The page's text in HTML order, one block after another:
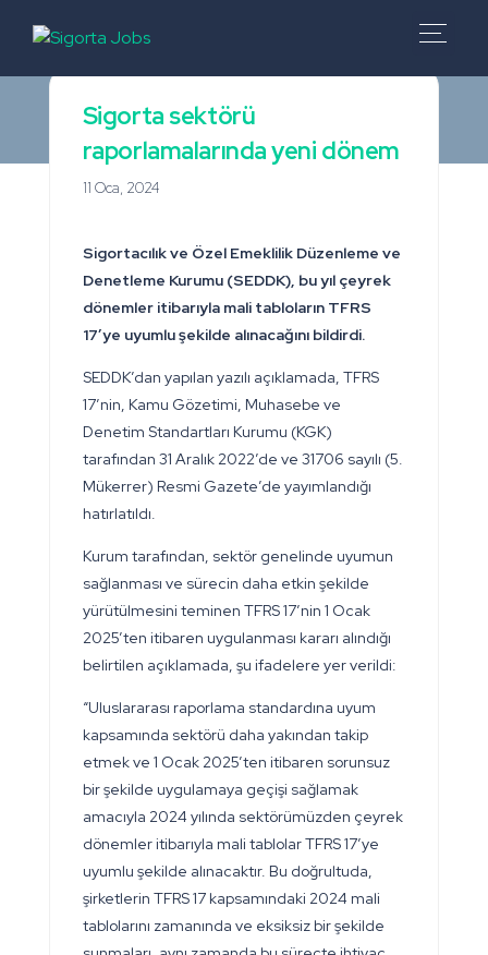
Sigorta sektörü
raporlamalarında yeni dönem
11 Oca, 2024
Sigortacılık ve Özel Emeklilik Düzenleme ve
Denetleme Kurumu (SEDDK), bu yıl çeyrek
dönemler itibarıyla mali tabloların TFRS
17’ye uyumlu şekilde alınacağını bildirdi.
SEDDK’dan yapılan yazılı açıklamada, TFRS
17’nin, Kamu Gözetimi, Muhasebe ve
Denetim Standartları Kurumu (KGK)
tarafından 31 Aralık 2022’de ve 31706 sayılı (5.
Mükerrer) Resmi Gazete’de yayımlandığı
hatırlatıldı.
Kurum tarafından, sektör genelinde uyumun
sağlanması ve sürecin daha etkin şekilde
yürütülmesini teminen TFRS 17’nin 1 Ocak
2025’ten itibaren uygulanması kararı alındığı
belirtilen açıklamada, şu ifadelere yer verildi:
“Uluslararası raporlama standardına uyum
kapsamında sektörü daha yakından takip
etmek ve 1 Ocak 2025’ten itibaren sorunsuz
bir şekilde uygulamaya geçişi sağlamak
amacıyla 2024 yılında sektörümüzden çeyrek
dönemler itibarıyla mali tablolar TFRS 17’ye
uyumlu şekilde alınacaktır. Bu doğrultuda,
şirketlerin TFRS 17 kapsamındaki 2024 mali
tablolarını zamanında ve eksiksiz bir şekilde